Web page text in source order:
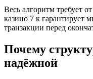
Весь алгоритм требует
казино 7 к гарантирует
транзакции перед
Почему
надёжной